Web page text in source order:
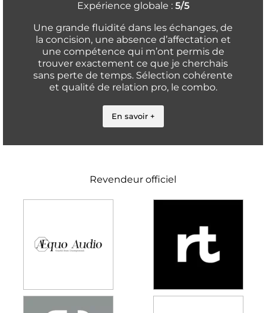
Expérience globale : 5/5
Une grande fluidité dans les échanges, de
la concision, une absence d’affectation et
une compétence qui m’ont permis de
trouver exactement ce que je cherchais
sans perte de temps. Sélection cohérente
et qualité de relation pro, le combo.
En savoir +
Revendeur officiel